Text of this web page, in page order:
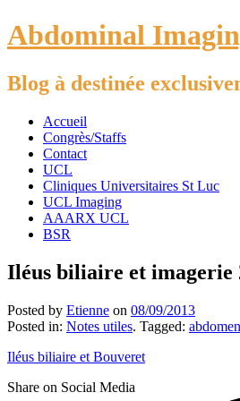
Abdominal
Blog à destinée
Accueil
Congrès/Staffs
Contact
UCL
Cliniques Universitaires St Luc
UCL Imaging
AAARX UCL
BSR
Iléus biliaire et imagerie
Posted by Etienne on 08/09/2013
Posted in: Notes utiles. Tagged:
Iléus biliaire et Bouveret
Share on Social Media